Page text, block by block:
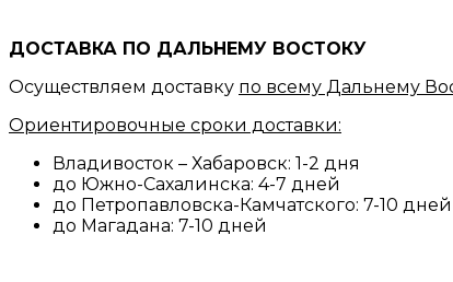
ДОСТАВКА ПО ДАЛЬНЕМУ ВОСТОКУ
Осуществляем доставку по всему Дальнему
Ориентировочные сроки доставки:
Владивосток – Хабаровск: 1-2 дня
до Южно-Сахалинска: 4-7 дней
до Петропавловска-Камчатского: 7-10 дней
до Магадана: 7-10 дней